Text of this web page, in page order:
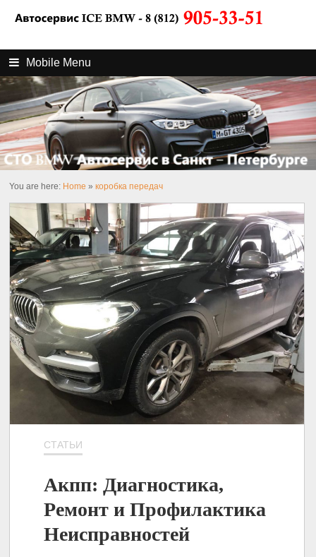
Mobile Menu
You are here: Home »коробка передач
СТАТЬИ
Акпп: Диагностика,
Ремонт и Профилактика
Неисправностей